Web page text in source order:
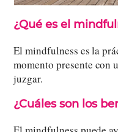
¿Qué es el
El mindfulness es la
momento presente con
juzgar.
¿Cuáles son los